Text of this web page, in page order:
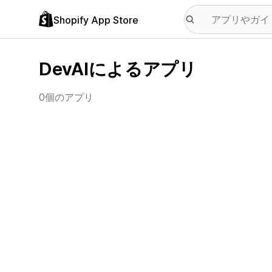
Shopify App Store
DevAIによるアプリ
0個のアプリ